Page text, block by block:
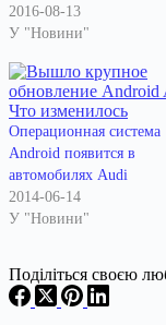
2016-08-13
У "Новини"
Операционная система
Android появится в
автомобилях Audi
2014-06-14
У "Новини"
Поділіться своєю